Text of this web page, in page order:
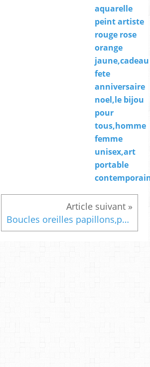
aquarelle
peint artiste
rouge rose
orange
jaune,cadeau
fete
anniversaire
noel,le bijou
pour
tous,homme
femme
unisex,art
portable
Boucles oreilles papillons,perles magiques roses,cabochons verre ronds noir blanc,peinture art abstrait fantastique contemporain,cadeau fete anniversaire noel